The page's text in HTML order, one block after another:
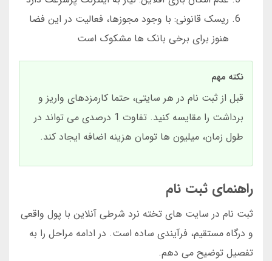
ریسک قانونی: با وجود مجوزها، فعالیت در این فضا
هنوز برای برخی بانک ها مشکوک است
نکته مهم
قبل از ثبت نام در هر سایتی، حتما کارمزدهای واریز و
برداشت را مقایسه کنید. تفاوت 1 درصدی می تواند در
طول زمان، میلیون ها تومان هزینه اضافه ایجاد کند.
راهنمای ثبت نام
ثبت نام در سایت های تخته نرد شرطی آنلاین با پول واقعی
و درگاه مستقیم، فرآیندی ساده است. در ادامه مراحل را به
تفصیل توضیح می دهم.